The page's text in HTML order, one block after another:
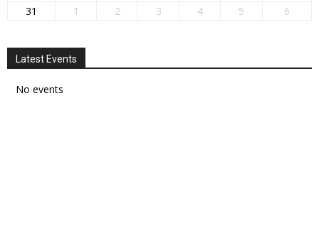
31
1 2 3 4 5 6
Latest Events
No events